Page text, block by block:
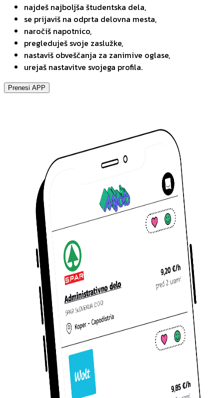
najdeš najboljša študentska dela,
se prijaviš na odprta delovna mesta,
naročiš napotnico,
pregleduješ svoje zaslužke,
nastaviš obveščanja za zanimive oglase,
urejaš nastavitve svojega profila.
Prenesi APP